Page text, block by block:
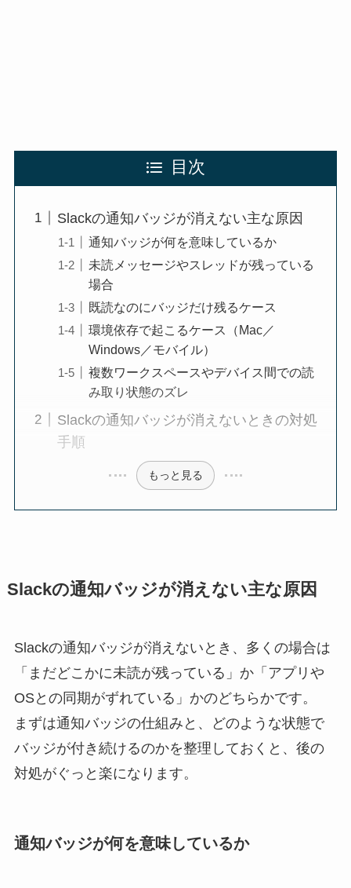
目次
Slackの通知バッジが消えない主な原因
通知バッジが何を意味しているか
未読メッセージやスレッドが残っている
場合
既読なのにバッジだけ残るケース
環境依存で起こるケース（Mac／
Windows／モバイル）
複数ワークスペースやデバイス間での読
み取り状態のズレ
Slackの通知バッジが消えないときの対処
手順
もっと見る
Slackの通知バッジが消えない主な原因
Slackの通知バッジが消えないとき、多くの場合は
「まだどこかに未読が残っている」か「アプリや
OSとの同期がずれている」かのどちらかです。
まずは通知バッジの仕組みと、どのような状態で
バッジが付き続けるのかを整理しておくと、後の
対処がぐっと楽になります。
通知バッジが何を意味しているか